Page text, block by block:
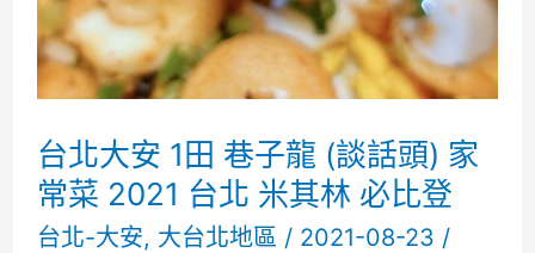
台北大安 1田 巷子龍 (談話頭) 家
常菜 2021 台北 米其林 必比登
台北-大安, 大台北地區 / 2021-08-23 /